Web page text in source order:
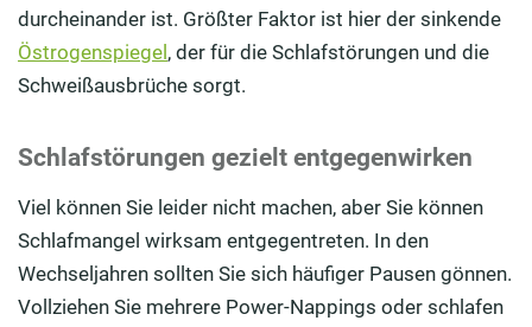
durcheinander ist. Größter Faktor ist hier der sinkende
Östrogenspiegel , der für die Schlafstörungen und die
Schweißausbrüche sorgt.
Schlafstörungen gezielt entgegenwirken
Viel können Sie leider nicht machen, aber Sie können
Schlafmangel wirksam entgegentreten. In den
Wechseljahren sollten Sie sich häufiger Pausen gönnen.
Vollziehen Sie mehrere Power-Nappings oder schlafen